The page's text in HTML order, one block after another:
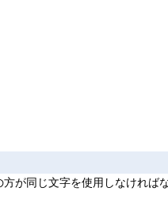
が同じ文字を使用しなければ